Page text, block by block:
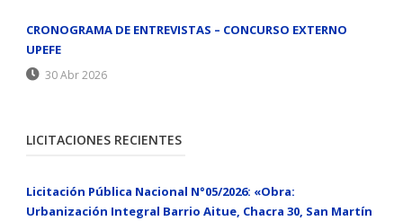
CRONOGRAMA DE ENTREVISTAS – CONCURSO EXTERNO
UPEFE
30 Abr 2026
LICITACIONES RECIENTES
Licitación Pública Nacional N°05/2026: «Obra:
Urbanización Integral Barrio Aitue, Chacra 30, San Martín